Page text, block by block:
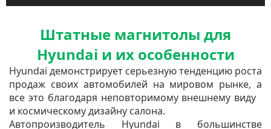
Штатные магнитолы для
Hyundai и их особенности
Hyundai демонстрирует серьезную тенденцию роста
продаж своих автомобилей на мировом рынке, а
все это благодаря неповторимому внешнему виду
и космическому дизайну салона.
Автопроизводитель Hyundai в большинстве